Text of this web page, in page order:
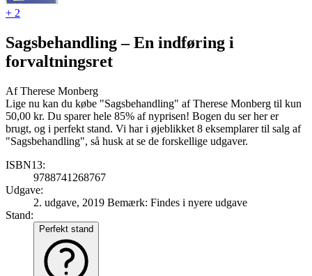
+ 2
Sagsbehandling– En indføring i
forvaltningsret
AfTherese Monberg
Lige nu kan du købe "Sagsbehandling" af Therese Monberg til kun
50,00 kr. Du sparer hele 85% af nyprisen! Bogen du ser her er
brugt, og i perfekt stand. Vi har i øjeblikket 8 eksemplarer til salg af
"Sagsbehandling", så husk at se de forskellige udgaver.
ISBN13:
9788741268767
Udgave:
2. udgave, 2019 Bemærk: Findes i nyere udgave
Stand:
Perfekt stand